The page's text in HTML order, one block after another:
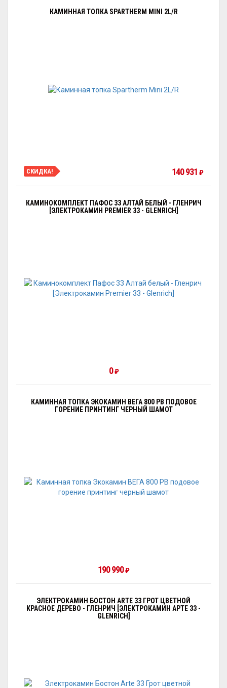
КАМИННАЯ ТОПКА SPARTHERM MINI 2L/R
СКИДКА! 140 931 ₽
КАМИНОКОМПЛЕКТ ПАФОС 33 АЛТАЙ БЕЛЫЙ - ГЛЕНРИЧ
[ЭЛЕКТРОКАМИН PREMIER 33 - GLENRICH]
0₽
КАМИННАЯ ТОПКА ЭКОКАМИН ВЕГА 800 PB ПОДОВОЕ
ГОРЕНИЕ ПРИНТИНГ ЧЕРНЫЙ ШАМОТ
190 990₽
ЭЛЕКТРОКАМИН БОСТОН ARTE 33 ГРОТ ЦВЕТНОЙ
КРАСНОЕ ДЕРЕВО - ГЛЕНРИЧ [ЭЛЕКТРОКАМИН АРТЕ 33 -
GLENRICH]